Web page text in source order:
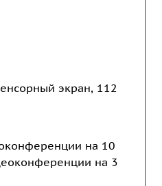
экран, 112
на 10
на 3